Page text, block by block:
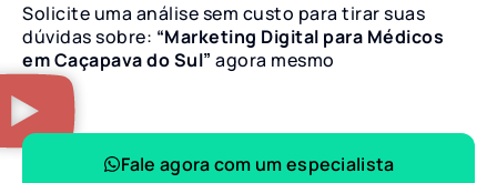
Solicite uma análise sem custo para tirar suas
dúvidas sobre: “Marketing Digital para Médicos
em Caçapava do Sul” agora mesmo
Fale agora com um especialista